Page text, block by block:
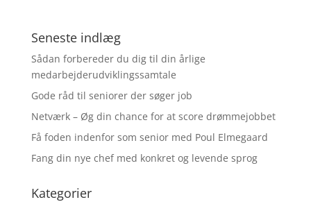
Seneste indlæg
Sådan forbereder du dig til din årlige
medarbejderudviklingssamtale
Gode råd til seniorer der søger job
Netværk – Øg din chance for at score drømmejobbet
Få foden indenfor som senior med Poul Elmegaard
Fang din nye chef med konkret og levende sprog
Kategorier